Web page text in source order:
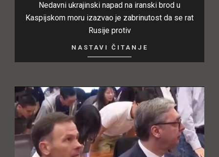
Nedavni ukrajinski napad na iranski brod u
Kaspijskom moru izazvao je zabrinutost da se rat
Rusije protiv
NASTAVI ČITANJE